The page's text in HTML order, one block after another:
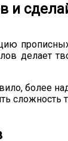
и
делает
более
сложность